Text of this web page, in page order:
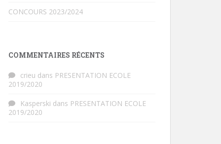
CONCOURS 2023/2024
COMMENTAIRES RÉCENTS
crieu dans PRESENTATION ECOLE
2019/2020
Kasperski dans PRESENTATION ECOLE
2019/2020